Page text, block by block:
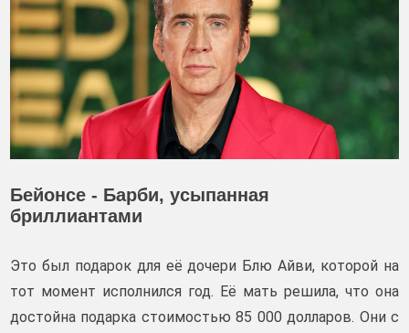
Бейонсе - Барби, усыпанная
бриллиантами
Это был подарок для её дочери Блю Айви, которой на
тот момент исполнился год. Её мать решила, что она
достойна подарка стоимостью 85 000 долларов. Они с